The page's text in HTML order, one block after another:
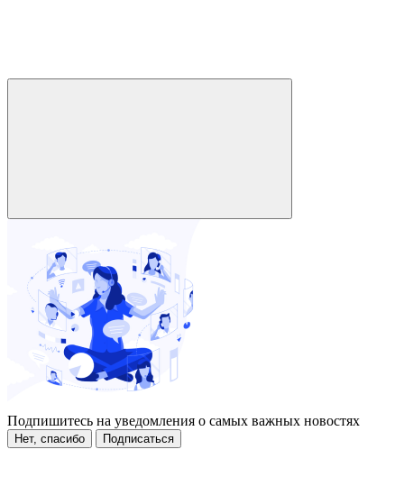
Подпишитесь на уведомления о самых важных новостях
Нет, спасибо Подписаться